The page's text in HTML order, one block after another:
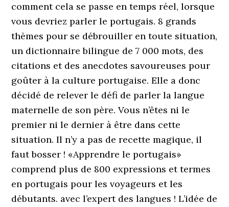
comment cela se passe en temps réel, lorsque
vous devriez parler le portugais. 8 grands
thèmes pour se débrouiller en toute situation,
un dictionnaire bilingue de 7 000 mots, des
citations et des anecdotes savoureuses pour
goûter à la culture portugaise. Elle a donc
décidé de relever le défi de parler la langue
maternelle de son père. Vous n’êtes ni le
premier ni le dernier à être dans cette
situation. Il n’y a pas de recette magique, il
faut bosser ! «Apprendre le portugais»
comprend plus de 800 expressions et termes
en portugais pour les voyageurs et les
débutants. avec l’expert des langues ! L’idée de